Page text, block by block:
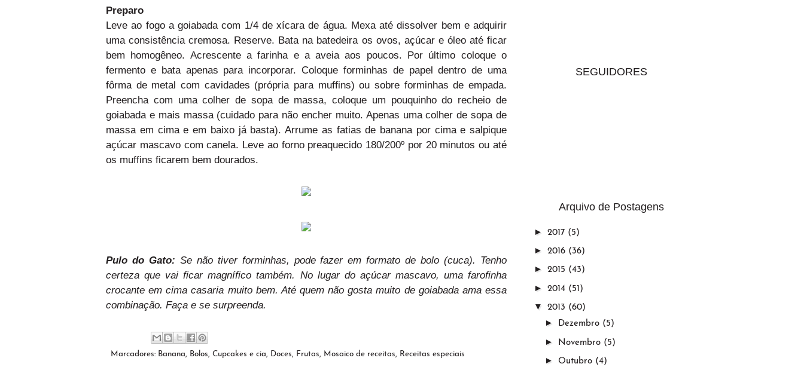
Preparo
Leve ao fogo a goiabada com 1/4 de xícara de água. Mexa até dissolver bem e adquirir
uma consistência cremosa. Reserve. Bata na batedeira os ovos, açúcar e óleo até ficar
bem homogêneo. Acrescente a farinha e a aveia aos poucos. Por último coloque o
fermento e bata apenas para incorporar. Coloque forminhas de papel dentro de uma
fôrma de metal com cavidades (própria para muffins) ou sobre forminhas de empada.
Preencha com uma colher de sopa de massa, coloque um pouquinho do recheio de
goiabada e mais massa (cuidado para não encher muito. Apenas uma colher de sopa de
massa em cima e em baixo já basta). Arrume as fatias de banana por cima e salpique
açúcar mascavo com canela. Leve ao forno preaquecido 180/200º por 20 minutos ou até
os muffins ficarem bem dourados.
Pulo do Gato: Se não tiver forminhas, pode fazer em formato de bolo (cuca). Tenho
certeza que vai ficar magnífico também. No lugar do açúcar mascavo, uma farofinha
crocante em cima casaria muito bem. Até quem não gosta muito de goiabada ama essa
combinação. Faça e se surpreenda.
Marcadores: Banana, Bolos, Cupcakes e cia, Doces, Frutas, Mosaico de receitas, Receitas especiais
SEGUIDORES
Arquivo de Postagens
► 2017 (5)
► 2016 (36)
► 2015 (43)
► 2014 (51)
▼ 2013 (60)
► Dezembro (5)
► Novembro (5)
► Outubro (4)